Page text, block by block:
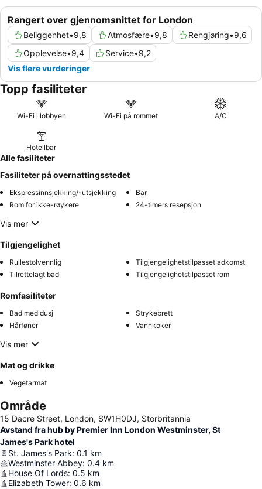
Rangert over gjennomsnittet for London
Beliggenhet•9,8 Atmosfære•9,8 Rengjøring•9,6
Opplevelse•9,4 Service•9,2
Vis flere vurderinger
Topp fasiliteter
Wi-Fi i lobbyen Wi-Fi på rommet A/C
Hotellbar
Alle fasiliteter
Fasiliteter på overnattingsstedet
Ekspressinnsjekking/-utsjekking
Bar
Rom for ikke-røykere
24-timers resepsjon
Vis mer
Tilgjengelighet
Rullestolvennlig
Tilgjengelighetstilpasset adkomst
Tilrettelagt bad
Tilgjengelighetstilpasset rom
Romfasiliteter
Bad med dusj
Strykebrett
Hårføner
Vannkoker
Vis mer
Mat og drikke
Vegetarmat
Område
15 Dacre Street, London, SW1H0DJ, Storbritannia
Avstand fra hub by Premier Inn London Westminster, St
James's Park hotel
St. James's Park: 0.1 km
Westminster Abbey: 0.4 km
House Of Lords: 0.5 km
Elizabeth Tower: 0.6 km